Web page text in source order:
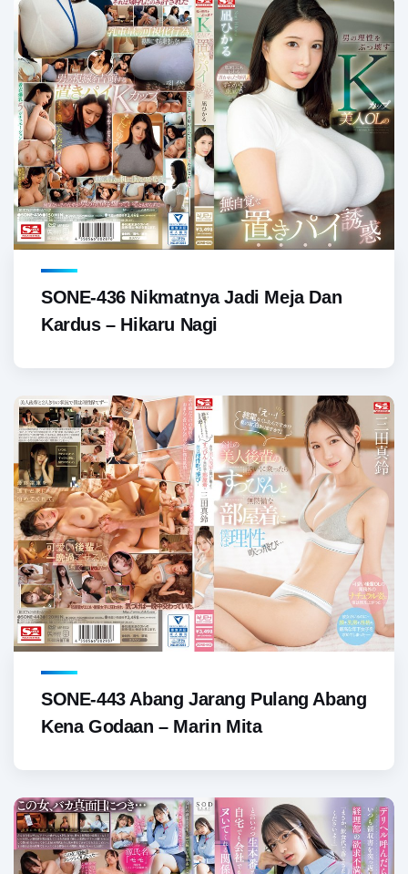
SONE-436 Nikmatnya Jadi Meja Dan
Kardus – Hikaru Nagi
SONE-443 Abang Jarang Pulang Abang
Kena Godaan – Marin Mita